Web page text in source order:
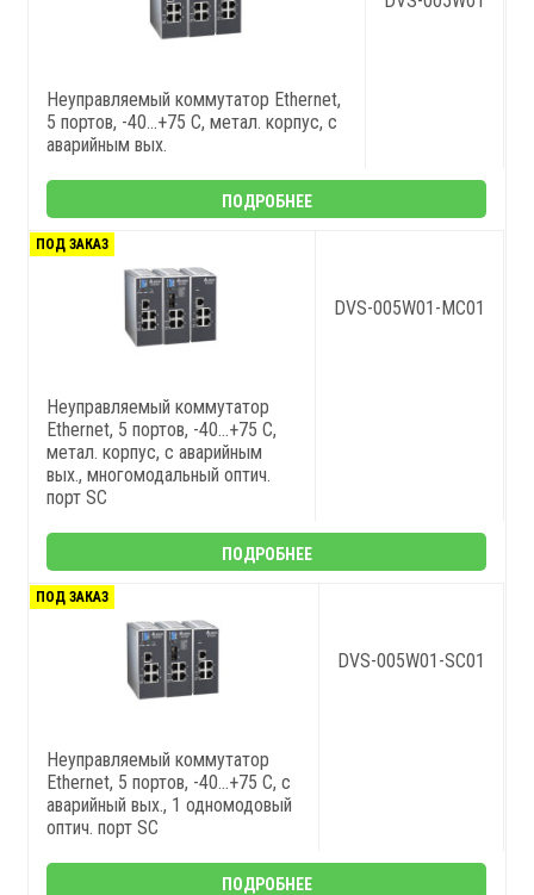
Неуправляемый коммутатор Ethernet,
5 портов, -40...+75 С, метал. корпус, с
аварийным вых.
ПОДРОБНЕЕ
ПОД ЗАКАЗ
DVS-005W01-MC01
Неуправляемый коммутатор
Ethernet, 5 портов, -40...+75 С,
метал. корпус, с аварийным
вых., многомодальный оптич.
порт SC
ПОДРОБНЕЕ
ПОД ЗАКАЗ
DVS-005W01-SC01
Неуправляемый коммутатор
Ethernet, 5 портов, -40...+75 С, с
аварийный вых., 1 одномодовый
оптич. порт SC
ПОДРОБНЕЕ